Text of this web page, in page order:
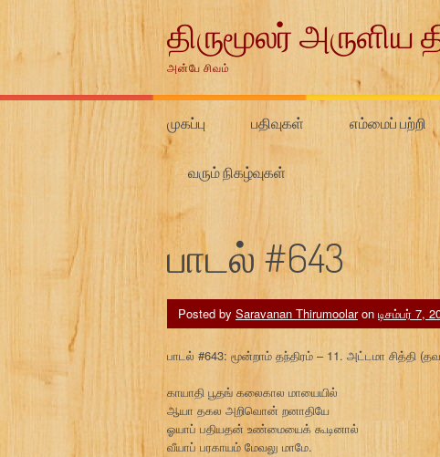
திருமூலர் அருளிய
அன்பே சிவம்
முகப்பு பதிவுகள் எம்மைப் பற்றி
வரும் நிகழ்வுகள்
பாடல் #643
Posted by Saravanan Thirumoolaron டிசம்பர் 7,
பாடல் #643: மூன்றாம் தந்திரம் – 11. அட்டமா சித்தி
காயாதி பூதங் கலைகால மாயையில்
ஆயா தகல அறிவொன் றனாதியே
ஓயாப் பதியதன் உண்மையைக் கூடினால்
வீயாப் பரகாயம் மேவலு மாமே.